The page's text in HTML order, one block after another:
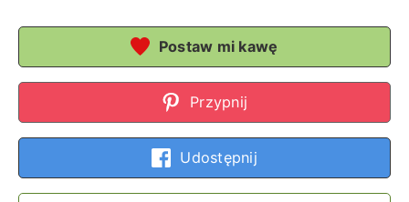
Postaw mi kawę
Przypnij
Udostępnij